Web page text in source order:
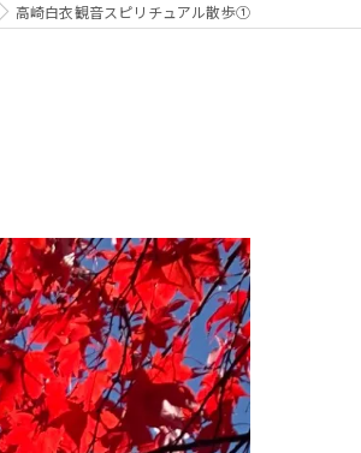
高崎白衣観音スピリチュアル散歩①